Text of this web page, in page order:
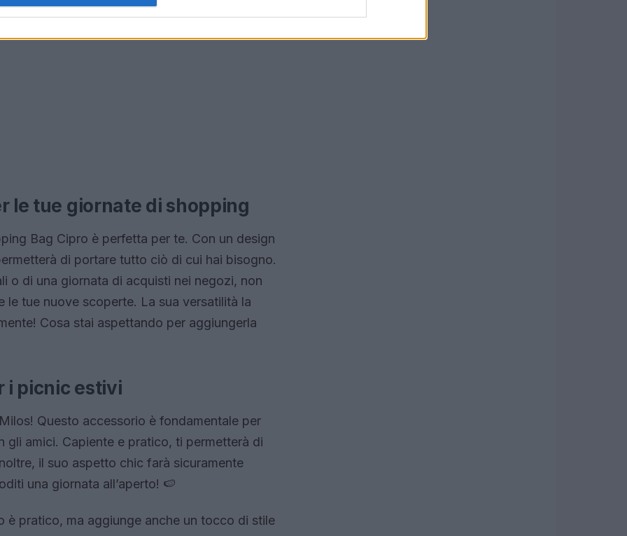
le tue giornate di shopping
Bag Cipro è perfetta per te. Con un design
di portare tutto ciò di cui hai bisogno.
o di una giornata di acquisti nei negozi, non
tue nuove scoperte. La sua versatilità la
Cosa stai aspettando per aggiungerla
i picnic estivi
Questo accessorio è fondamentale per
gli amici. Capiente e pratico, ti permetterà di
il suo aspetto chic farà sicuramente
una giornata all’aperto! 🍉
è pratico, ma aggiunge anche un tocco di stile